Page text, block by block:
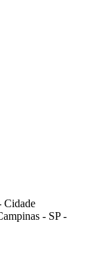
Cidade
- SP -